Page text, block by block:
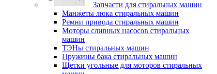
Запчасти для стиральных машин
Манжеты люка стиральных машин
Ремни привода стиральных машин
Моторы сливных насосов стиральных
машин
ТЭНы стиральных машин
Пружины бака стиральных машин
Щетки угольные для моторов стиральных